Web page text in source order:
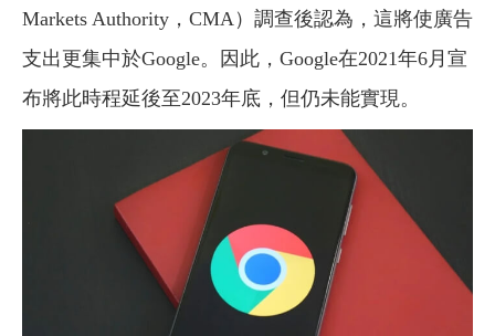
Markets Authority，CMA）調查後認為，這將使廣告
支出更集中於Google。因此，Google在2021年6月宣
布將此時程延後至2023年底，但仍未能實現。